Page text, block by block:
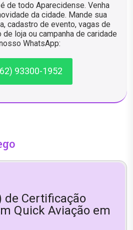
de todo Aparecidense. Venha
da cidade. Mande sua
cadastro de evento, vagas de
de loja ou campanha de caridade
WhatsApp:
93300-1952
de Certificação
Quick Aviação em